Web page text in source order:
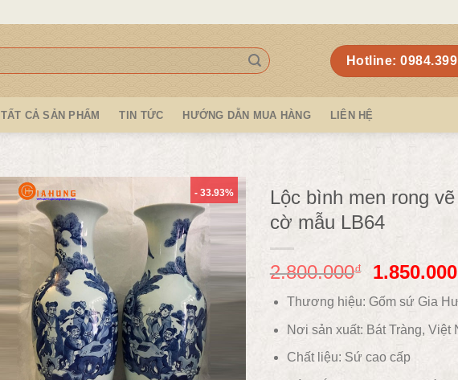
Hotline:
TẤT CẢ SẢN PHẨM TIN TỨC HƯỚNG DẪN MUA HÀNG LIÊN HỆ
- 33.93%
Lộc bình men rong
cờ mẫu LB64
2.800.000₫ 1.850.000
Thương hiệu: Gốm sứ Gia
Nơi sản xuất: Bát Tràng, Việt
Chất liệu: Sứ cao cấp